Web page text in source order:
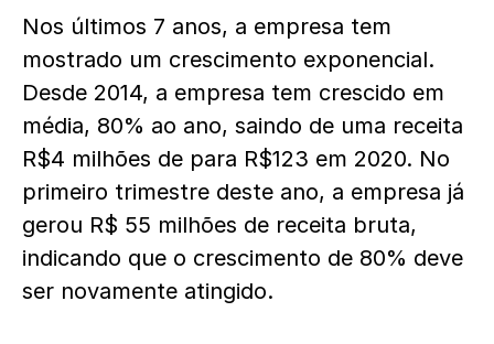
Nos últimos 7 anos, a empresa tem
mostrado um crescimento exponencial.
Desde 2014, a empresa tem crescido em
média, 80% ao ano, saindo de uma receita
R$4 milhões de para R$123 em 2020. No
primeiro trimestre deste ano, a empresa já
gerou R$ 55 milhões de receita bruta,
indicando que o crescimento de 80% deve
ser novamente atingido.